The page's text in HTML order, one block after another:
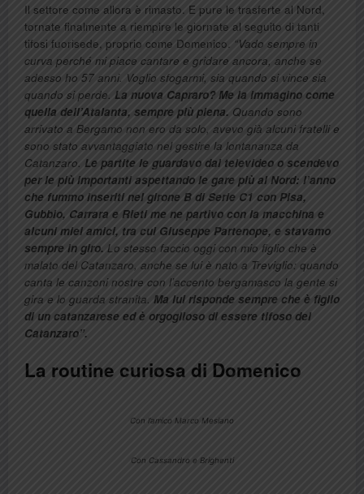
Il settore come allora è rimasto. E pure le trasferte al Nord,
tornate finalmente a riempire le giornate al seguito di tanti
tifosi fuorisede, proprio come Domenico. “Vado sempre in
curva perché mi piace cantare e gridare ancora, anche se
adesso ho 57 anni. Voglio sfogarmi, sia quando si vince sia
quando si perde. La nuova Capraro? Me la immagino come
quella dell’Atalanta, sempre più piena. Quando sono
arrivato a Bergamo non ero da solo, avevo già alcuni fratelli e
sono stato avvantaggiato nel gestire la lontananza da
Catanzaro. Le partite le guardavo dal televideo o scendevo
per le più importanti aspettando le gare più al Nord: l’anno
che fummo inseriti nel girone B di Serie C1 con Pisa,
Gubbio, Carrara e Rieti me ne partivo con la macchina e
alcuni miei amici, tra cui Giuseppe Partenope, e stavamo
sempre in giro. Lo stesso faccio oggi con mio figlio che è
malato del Catanzaro, anche se lui è nato a Treviglio: quando
canta le canzoni nostre con l’accento bergamasco la gente si
gira e lo guarda stranita. Ma lui risponde sempre che è figlio
di un catanzarese ed è orgoglioso di essere tifoso del
Catanzaro”.
La routine curiosa di Domenico
Con l’amico Marco Mesiano
Con Cassandro e Brighenti